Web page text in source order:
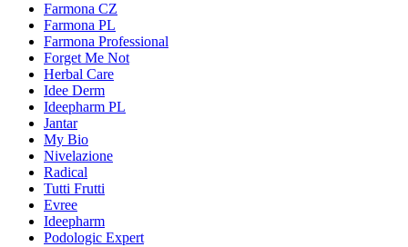
Farmona CZ
Farmona PL
Farmona Professional
Forget Me Not
Herbal Care
Idee Derm
Ideepharm PL
Jantar
My Bio
Nivelazione
Radical
Tutti Frutti
Evree
Ideepharm
Podologic Expert